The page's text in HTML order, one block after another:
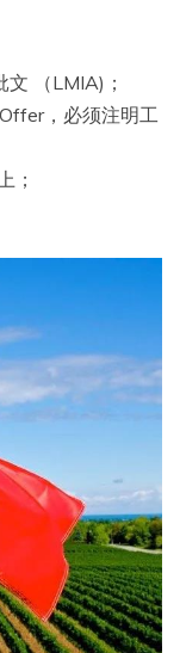
（LMIA)；
，必须注明工
；